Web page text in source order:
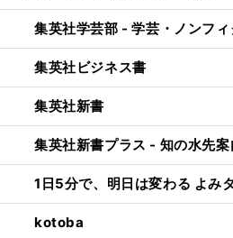
集英社学芸部 - 学芸・ノンフィ
集英社ビジネス書
集英社新書
集英社新書プラス - 知の水先案
1日5分で、明日は変わる よみ
kotoba